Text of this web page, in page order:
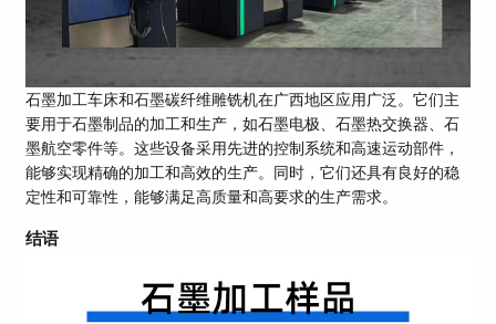
石墨加工车床和石墨碳纤维雕铣机在广西地区应用广泛。它们主
要用于石墨制品的加工和生产，如石墨电极、石墨热交换器、石
墨航空零件等。这些设备采用先进的控制系统和高速运动部件，
能够实现精确的加工和高效的生产。同时，它们还具有良好的稳
定性和可靠性，能够满足高质量和高要求的生产需求。
结语